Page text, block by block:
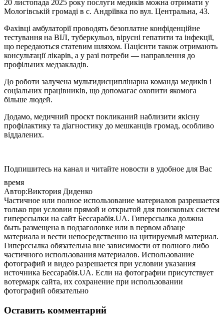
20 листопада 2025 року послуги медиків можна отримати у
Мологівській громаді в с. Андріївка по вул. Центральна, 43.
Фахівці амбулаторії проводять безоплатне конфіденційне
тестування на ВІЛ, туберкульоз, вірусні гепатити та інфекції,
що передаються статевим шляхом. Пацієнти також отримають
консультації лікарів, а у разі потреби — направлення до
профільних медзакладів.
До роботи залучена мультидисциплінарна команда медиків і
соціальних працівників, що допомагає охопити якомога
більше людей.
Додамо, медичний проєкт покликаний наблизити якісну
профілактику та діагностику до мешканців громад, особливо
віддалених.
Подпишитесь на канал и читайте новости в удобное для Вас
время
Автор:Виктория Диденко
Частичное или полное использование материалов разрешается
только при условии прямой и открытой для поисковых систем
гиперссылки на сайт Бессарабія.UA. Гиперссылка должна
быть размещена в подзаголовке или в первом абзаце
материала и вести непосредственно на цитируемый материал.
Гиперссылка обязательна вне зависимости от полного либо
частичного использования материалов. Использование
фотографий и видео разрешается при условии указания
источника Бессарабія.UA. Если на фотографии присутствует
вотермарк сайта, их сохранение при использовании
фотографий обязательно
Оставить комментарий